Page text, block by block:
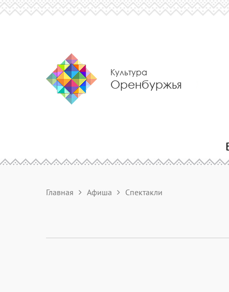
Культура
Оренбуржья
Главная Афиша Спектакли